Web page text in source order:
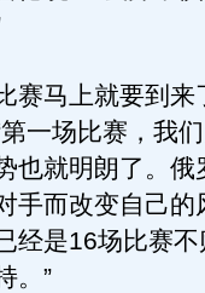
马上就要到来
一场比赛，我
也就明朗了。俄
手而改变自己的
经是16场比赛
。”